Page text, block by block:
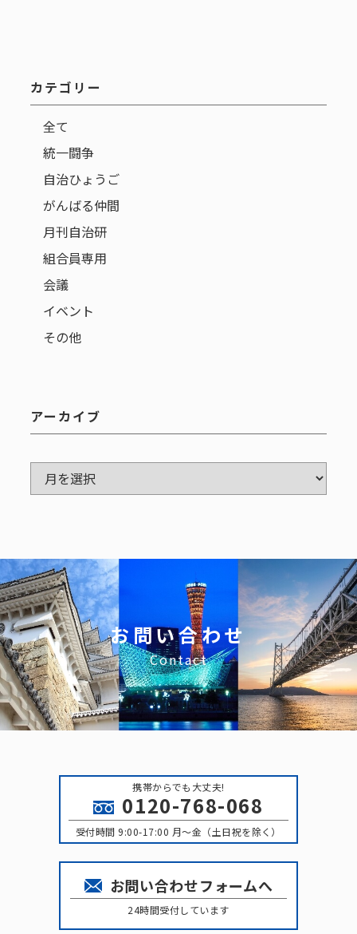
カテゴリー
全て
統一闘争
自治ひょうご
がんばる仲間
月刊自治研
組合員専用
会議
イベント
その他
アーカイブ
ア
お問い合わせ
Contact
携帯からでも大丈夫!
0120-768-068
受付時間 9:00-17:00 月〜金（土日祝を除く）
お問い合わせフォームへ
24時間受付しています